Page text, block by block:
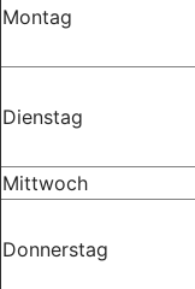
Montag
Dienstag
Mittwoch
Donnerstag